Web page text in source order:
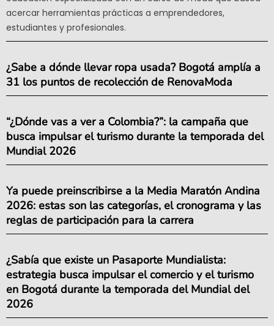
acercar herramientas prácticas a emprendedores,
estudiantes y profesionales.
¿Sabe a dónde llevar ropa usada? Bogotá amplía a
31 los puntos de recolección de RenovaModa
“¿Dónde vas a ver a Colombia?”: la campaña que
busca impulsar el turismo durante la temporada del
Mundial 2026
Ya puede preinscribirse a la Media Maratón Andina
2026: estas son las categorías, el cronograma y las
reglas de participación para la carrera
¿Sabía que existe un Pasaporte Mundialista:
estrategia busca impulsar el comercio y el turismo
en Bogotá durante la temporada del Mundial del
2026